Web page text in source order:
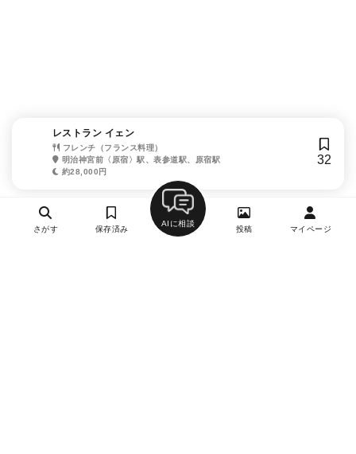
レストラン イェン
フレンチ（フランス料理）
明治神宮前〈原宿〉駅、表参道駅、原宿駅
約28,000円
32
さがす 保存済み
AIに相談
投稿 マイページ